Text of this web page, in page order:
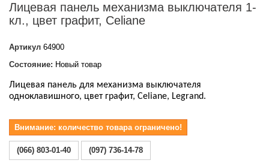
Лицевая панель механизма выключателя 1-
кл., цвет графит, Celiane
Артикул 64900
Состояние: Новый товар
Лицевая панель для механизма выключателя
одноклавишного, цвет графит, Celiane, Legrand.
Внимание: количество товара ограничено!
(066) 803-01-40 (097) 736-14-78